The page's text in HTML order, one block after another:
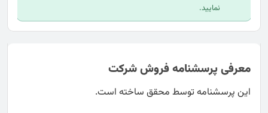
نمایید.
معرفی پرسشنامه فروش شرکت
این پرسشنامه توسط محقق ساخته است.